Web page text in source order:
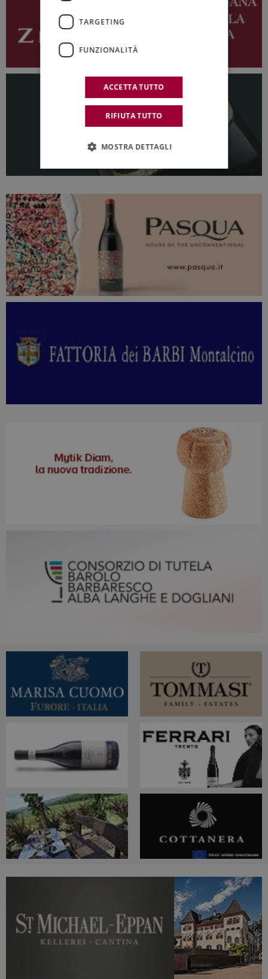
TARGETING
FUNZIONALITÀ
ACCETTA TUTTO
RIFIUTA TUTTO
MOSTRA DETTAGLI